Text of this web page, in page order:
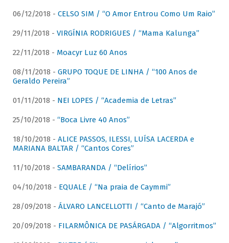
06/12/2018 - CELSO SIM / “O Amor Entrou Como Um Raio”
29/11/2018 - VIRGÍNIA RODRIGUES / “Mama Kalunga”
22/11/2018 - Moacyr Luz 60 Anos
08/11/2018 - GRUPO TOQUE DE LINHA / “100 Anos de
Geraldo Pereira”
01/11/2018 - NEI LOPES / “Academia de Letras”
25/10/2018 - “Boca Livre 40 Anos”
18/10/2018 - ALICE PASSOS, ILESSI, LUÍSA LACERDA e
MARIANA BALTAR / “Cantos Cores”
11/10/2018 - SAMBARANDA / “Delírios”
04/10/2018 - EQUALE / “Na praia de Caymmi”
28/09/2018 - ÁLVARO LANCELLOTTI / “Canto de Marajó”
20/09/2018 - FILARMÔNICA DE PASÁRGADA / “Algorritmos”